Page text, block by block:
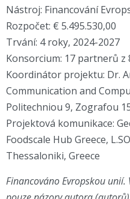
Nástroj: Financování
Rozpočet: € 5.495.530,00
Trvání: 4 roky, 2024-2027
Konsorcium: 17 partnerů z
Koordinátor projektu: Dr.
Communication and
Politechniou 9, Zografou
Projektová komunikace:
Foodscale Hub Greece,
Thessaloniki, Greece
Financováno Evropskou